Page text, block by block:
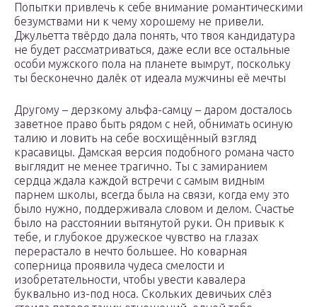
Попытки привлечь к себе внимание романтическими
безумствами ни к чему хорошему не привели.
Джульетта твёрдо дала понять, что твоя кандидатура
не будет рассматриваться, даже если все остальные
особи мужского пола на планете вымрут, поскольку
ты бесконечно далёк от идеала мужчины её мечты
Другому – дерзкому альфа-самцу – даром досталось
заветное право быть рядом с ней, обнимать осиную
талию и ловить на себе восхищённый взгляд
красавицы. Дамская версия подобного романа часто
выглядит не менее трагично. Ты с замиранием
сердца ждала каждой встречи с самым видным
парнем школы, всегда была на связи, когда ему это
было нужно, поддерживала словом и делом. Счастье
было на расстоянии вытянутой руки. Он привык к
тебе, и глубокое дружеское чувство на глазах
перерастало в нечто большее. Но коварная
соперница проявила чудеса смелости и
изобретательности, чтобы увести кавалера
буквально из-под носа. Скольких девичьих слёз